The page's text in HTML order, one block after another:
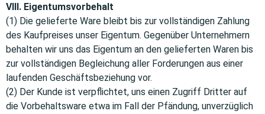
VIII. Eigentumsvorbehalt
(1) Die gelieferte Ware bleibt bis zur vollständigen Zahlung
des Kaufpreises unser Eigentum. Gegenüber Unternehmern
behalten wir uns das Eigentum an den gelieferten Waren bis
zur vollständigen Begleichung aller Forderungen aus einer
laufenden Geschäftsbeziehung vor.
(2) Der Kunde ist verpflichtet, uns einen Zugriff Dritter auf
die Vorbehaltsware etwa im Fall der Pfändung, unverzüglich